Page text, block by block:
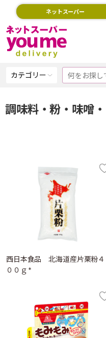
ネットスーパー
カテゴリー
調味料・粉・味噌
西日本食品 北海道産片栗粉４
００ｇ *